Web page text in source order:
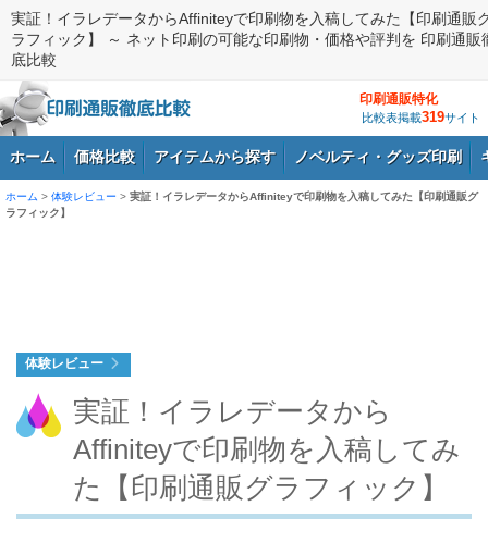
実証！イラレデータからAffiniteyで印刷物を入稿してみた【印刷通販
ラフィック】 ～ ネット印刷の可能な印刷物・価格や評判を 印刷通販
底比較
印刷通販特化
比較表掲載319サイト
ホーム 価格比較 アイテムから探す ノベルティ・グッズ印刷
ホーム > 体験レビュー > 実証！イラレデータからAffiniteyで印刷物を入稿してみた【印刷通販グ
ラフィック】
体験レビュー
実証！イラレデータから
Affiniteyで印刷物を入稿してみ
た【印刷通販グラフィック】